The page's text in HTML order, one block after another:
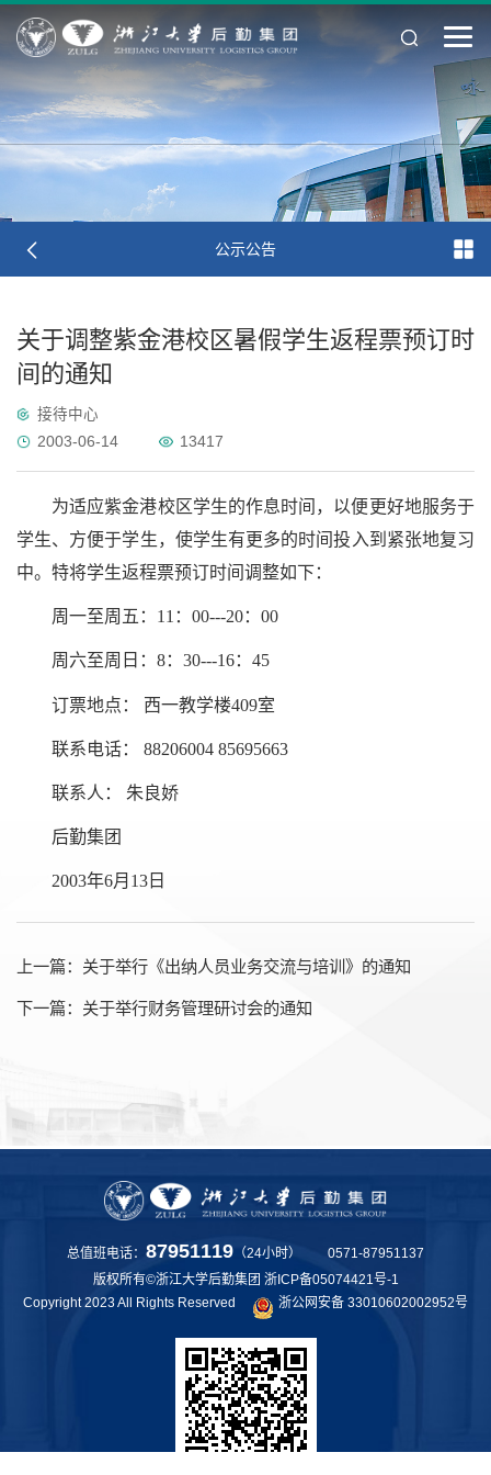
公示公告
关于调整紫金港校区暑假学生返程票预订时
间的通知
接待中心
2003-06-14
13417
为适应紫金港校区学生的作息时间，以便更好地服务于
学生、方便于学生，使学生有更多的时间投入到紧张地复习
中。特将学生返程票预订时间调整如下：
周一至周五：11：00---20：00
周六至周日：8：30---16：45
订票地点： 西一教学楼409室
联系电话： 88206004 85695663
联系人： 朱良娇
后勤集团
2003年6月13日
上一篇： 关于举行《出纳人员业务交流与培训》的通知
下一篇： 关于举行财务管理研讨会的通知
总值班电话： 87951119 （24小时） 0571-87951137
版权所有©浙江大学后勤集团 浙ICP备05074421号-1
Copyright 2023 All Rights Reserved
浙公网安备 33010602002952号